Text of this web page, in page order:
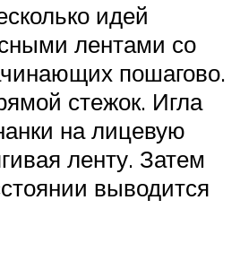
идей
лентами со
пошагово.
стежок. Игла
на лицевую
ленту. Затем
выводится